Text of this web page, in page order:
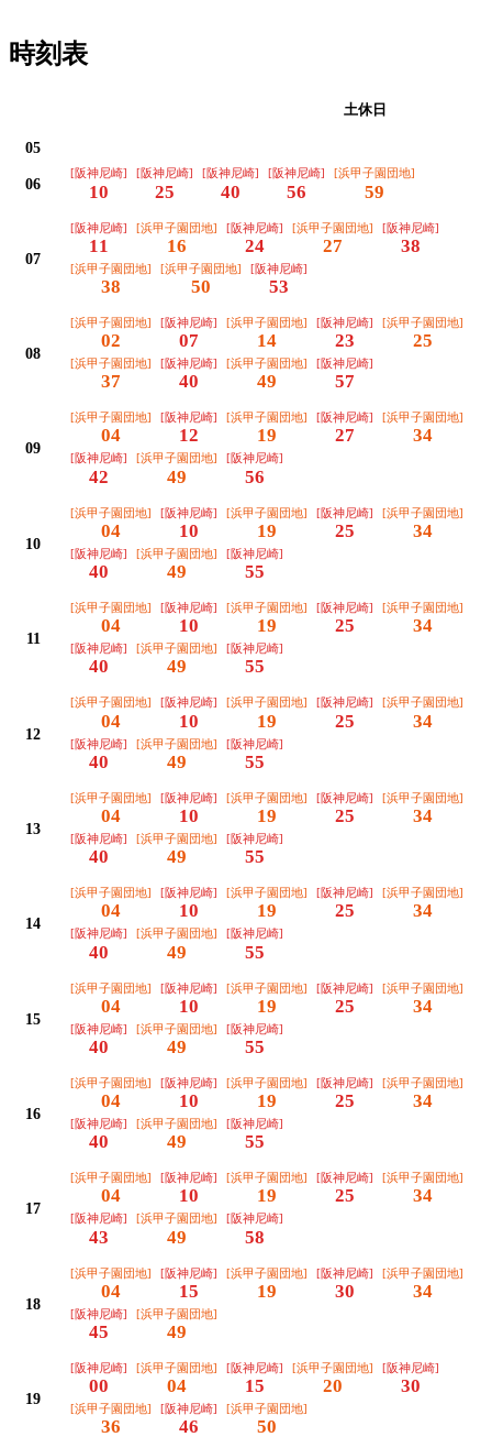
時刻表
土休日
05
06
[阪神尼崎]
10
[阪神尼崎]
25
[阪神尼崎]
40
[阪神尼崎]
56
[浜甲子園団地]
59
07
[阪神尼崎]
11
[浜甲子園団地]
16
[阪神尼崎]
24
[浜甲子園団地]
27
[阪神尼崎]
38
[浜甲子園団地]
38
[浜甲子園団地]
50
[阪神尼崎]
53
08
[浜甲子園団地]
02
[阪神尼崎]
07
[浜甲子園団地]
14
[阪神尼崎]
23
[浜甲子園団地]
25
[浜甲子園団地]
37
[阪神尼崎]
40
[浜甲子園団地]
49
[阪神尼崎]
57
09
[浜甲子園団地]
04
[阪神尼崎]
12
[浜甲子園団地]
19
[阪神尼崎]
27
[浜甲子園団地]
34
[阪神尼崎]
42
[浜甲子園団地]
49
[阪神尼崎]
56
10
[浜甲子園団地]
04
[阪神尼崎]
10
[浜甲子園団地]
19
[阪神尼崎]
25
[浜甲子園団地]
34
[阪神尼崎]
40
[浜甲子園団地]
49
[阪神尼崎]
55
11
[浜甲子園団地]
04
[阪神尼崎]
10
[浜甲子園団地]
19
[阪神尼崎]
25
[浜甲子園団地]
34
[阪神尼崎]
40
[浜甲子園団地]
49
[阪神尼崎]
55
12
[浜甲子園団地]
04
[阪神尼崎]
10
[浜甲子園団地]
19
[阪神尼崎]
25
[浜甲子園団地]
34
[阪神尼崎]
40
[浜甲子園団地]
49
[阪神尼崎]
55
13
[浜甲子園団地]
04
[阪神尼崎]
10
[浜甲子園団地]
19
[阪神尼崎]
25
[浜甲子園団地]
34
[阪神尼崎]
40
[浜甲子園団地]
49
[阪神尼崎]
55
14
[浜甲子園団地]
04
[阪神尼崎]
10
[浜甲子園団地]
19
[阪神尼崎]
25
[浜甲子園団地]
34
[阪神尼崎]
40
[浜甲子園団地]
49
[阪神尼崎]
55
15
[浜甲子園団地]
04
[阪神尼崎]
10
[浜甲子園団地]
19
[阪神尼崎]
25
[浜甲子園団地]
34
[阪神尼崎]
40
[浜甲子園団地]
49
[阪神尼崎]
55
16
[浜甲子園団地]
04
[阪神尼崎]
10
[浜甲子園団地]
19
[阪神尼崎]
25
[浜甲子園団地]
34
[阪神尼崎]
40
[浜甲子園団地]
49
[阪神尼崎]
55
17
[浜甲子園団地]
04
[阪神尼崎]
10
[浜甲子園団地]
19
[阪神尼崎]
25
[浜甲子園団地]
34
[阪神尼崎]
43
[浜甲子園団地]
49
[阪神尼崎]
58
18
[浜甲子園団地]
04
[阪神尼崎]
15
[浜甲子園団地]
19
[阪神尼崎]
30
[浜甲子園団地]
34
[阪神尼崎]
45
[浜甲子園団地]
49
19
[阪神尼崎]
00
[浜甲子園団地]
04
[阪神尼崎]
15
[浜甲子園団地]
20
[阪神尼崎]
30
[浜甲子園団地]
36
[阪神尼崎]
46
[浜甲子園団地]
50